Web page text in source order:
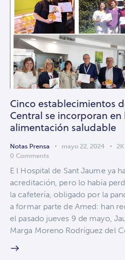
Cinco establecimientos
Central se incorporan
alimentación saludable
Notas Prensa mayo 22, 2024 2K
0 Comments
E l Hospital de Sant Jaume ya
acreditación, pero lo había
la cafetería, obligado por la
a formar parte de Amed: han
el pasado jueves 9 de mayo,
Marga Moreno Rodríguez del